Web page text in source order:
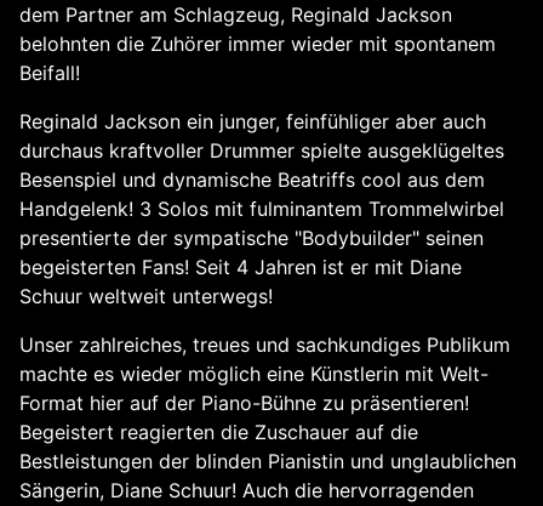
dem Partner am Schlagzeug, Reginald Jackson
belohnten die Zuhörer immer wieder mit spontanem
Beifall!
Reginald Jackson ein junger, feinfühliger aber auch
durchaus kraftvoller Drummer spielte ausgeklügeltes
Besenspiel und dynamische Beatriffs cool aus dem
Handgelenk! 3 Solos mit fulminantem Trommelwirbel
presentierte der sympatische "Bodybuilder" seinen
begeisterten Fans! Seit 4 Jahren ist er mit Diane
Schuur weltweit unterwegs!
Unser zahlreiches, treues und sachkundiges Publikum
machte es wieder möglich eine Künstlerin mit Welt-
Format hier auf der Piano-Bühne zu präsentieren!
Begeistert reagierten die Zuschauer auf die
Bestleistungen der blinden Pianistin und unglaublichen
Sängerin, Diane Schuur! Auch die hervorragenden